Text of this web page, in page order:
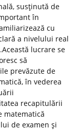
susținută de
în
cu
a nivelului real
lucrare se
să
prevăzute de
în vederea
recapitulării
matematică
de examen și